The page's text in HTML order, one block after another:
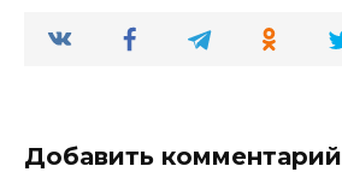
Добавить комментарий